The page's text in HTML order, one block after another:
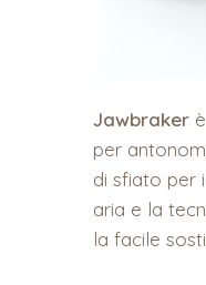
Jawbraker
per
di sfiato per
aria e la
la facile